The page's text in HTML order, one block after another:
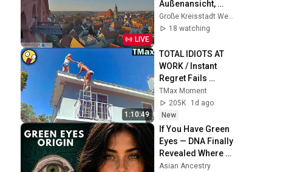
LIVE
Außenansicht,
Spitalkirche,
Weißenburg i. Bay.
18 watching
1:10:49
TOTAL IDIOTS AT
WORK / Instant
Regret Fails
Compilation 2026
/Best Fails of the
Week #432
TMax Moment
205K
1d ago
New
If You Have Green
Eyes — DNA Finally
Revealed Where
They Really Come
Asian Ancestry